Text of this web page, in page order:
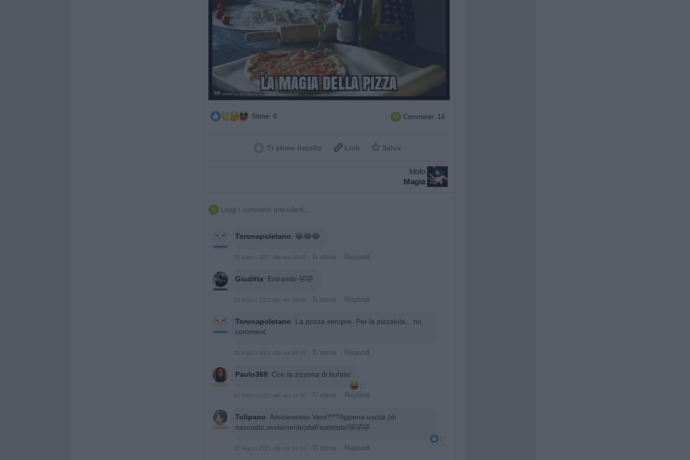
Stime: 6  Commenti: 14
Ti stimo fratello  Link  Salva
Idolo
Magia
 Leggi i commenti precedenti...
Toronapoletano: 😂😂😂
20 Marzo 2021 alle ore 09:03 Ti stimo Rispondi
Giuditta: Entrambi 🤣🤣
20 Marzo 2021 alle ore 09:06 Ti stimo Rispondi
Toronapoletano: La pozza sempre. Per la pizzaiola... no
comment
20 Marzo 2021 alle ore 09:33 Ti stimo Rispondi
Paolo369: Con la zizzona di bufala!
1
20 Marzo 2021 alle ore 14:45 Ti stimo Rispondi
Tulipano: Amiciesesso Vero???Appena uscita (di
nascosto,ovviamente)dall'estetista!🤣🤣🤣
1
20 Marzo 2021 alle ore 14:53 Ti stimo Rispondi